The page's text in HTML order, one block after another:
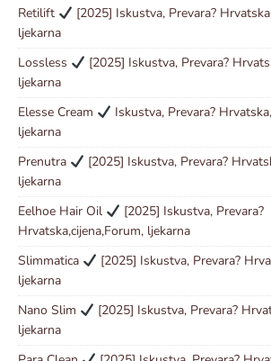
Retilift
[2025] Iskustva, Prevara?
ljekarna
Lossless
[2025] Iskustva, Prevara?
ljekarna
Elesse Cream
Iskustva, Prevara?
ljekarna
Prenutra
[2025] Iskustva, Prevara?
ljekarna
Eelhoe Hair Oil
[2025] Iskustva, Prevara?
Hrvatska,cijena,Forum, ljekarna
Slimmatica
[2025] Iskustva, Prevara?
ljekarna
Nano Slim
[2025] Iskustva, Prevara?
ljekarna